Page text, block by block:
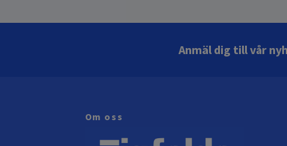
Anmäl dig till vår
Om oss